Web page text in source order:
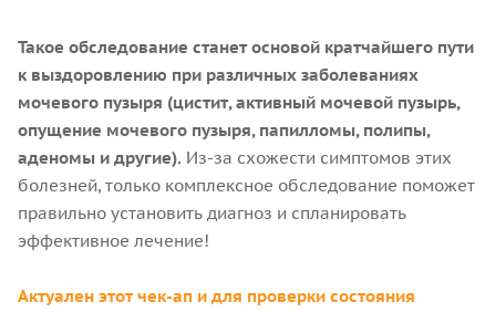
Такое обследование станет основой кратчайшего пути
к выздоровлению при различных заболеваниях
мочевого пузыря (цистит, активный мочевой пузырь,
опущение мочевого пузыря, папилломы, полипы,
аденомы и другие). Из-за схожести симптомов этих
болезней, только комплексное обследование поможет
правильно установить диагноз и спланировать
эффективное лечение!
Актуален этот чек-ап и для проверки состояния